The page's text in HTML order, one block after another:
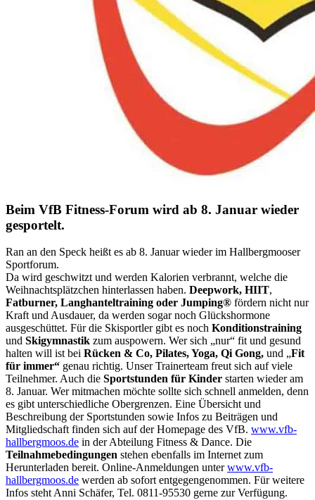
Beim VfB Fitness-Forum wird ab 8. Januar wieder
gesportelt.
Ran an den Speck heißt es ab 8. Januar wieder im Hallbergmooser
Sportforum.
Da wird geschwitzt und werden Kalorien verbrannt, welche die
Weihnachtsplätzchen hinterlassen haben. Deepwork, HIIT,
Fatburner, Langhanteltraining oder Jumping® fördern nicht nur
Kraft und Ausdauer, da werden sogar noch Glückshormone
ausgeschüttet. Für die Skisportler gibt es noch Konditionstraining
und Skigymnastik zum auspowern. Wer sich „nur“ fit und gesund
halten will ist bei Rücken & Co, Pilates, Yoga, Qi Gong, und „Fit
für immer“ genau richtig. Unser Trainerteam freut sich auf viele
Teilnehmer. Auch die Sportstunden für Kinder starten wieder am
8. Januar. Wer mitmachen möchte sollte sich schnell anmelden, denn
es gibt unterschiedliche Obergrenzen. Eine Übersicht und
Beschreibung der Sportstunden sowie Infos zu Beiträgen und
Mitgliedschaft finden sich auf der Homepage des VfB. www.vfb-
hallbergmoos.de in der Abteilung Fitness & Dance. Die
Teilnahmebedingungen stehen ebenfalls im Internet zum
Herunterladen bereit. Online-Anmeldungen unterwww.vfb-
hallbergmoos.de werden ab sofort entgegengenommen. Für weitere
Infos steht Anni Schäfer, Tel. 0811-95530 gerne zur Verfügung.